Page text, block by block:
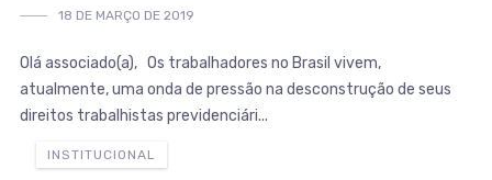
18 DE MARÇO DE 2019
Olá associado(a), Os trabalhadores no Brasil vivem,
atualmente, uma onda de pressão na desconstrução de seus
direitos trabalhistas previdenciári...
INSTITUCIONAL